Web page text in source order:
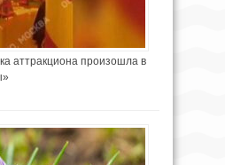
аттракциона произошла в